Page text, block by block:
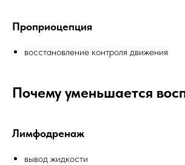
Проприоцепция
восстановление контроля движения
Почему уменьшается
Лимфодренаж
вывод жидкости